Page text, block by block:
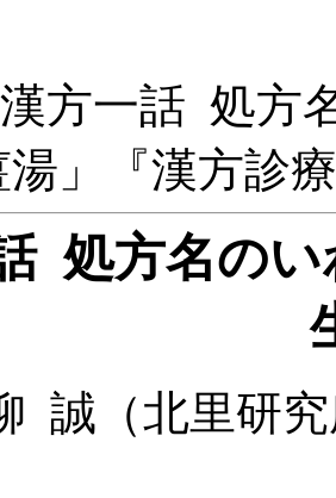
方一話 処方
」『漢方診
処方名の
誠（北里研